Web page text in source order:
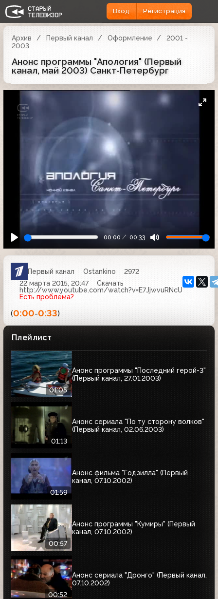
Вход Регистрация
Архив Первый канал Оформление
2001 -
2003
Анонс программы "Апология" (Первый
канал, май 2003) Cанкт-Петербург
00:00 00:33
Первый канал Ostankino
2972
22 марта 2015, 20:47
Скачать
http://www.youtube.com/watch?v=E7JjwvuRNcU
Есть проблема?
(0:00-0:33)
Плейлист
01:05
Анонс программы "Последний герой-3"
(Первый канал, 27.01.2003)
01:13
Анонс сериала "По ту сторону волков"
(Первый канал, 02.06.2003)
01:59
Анонс фильма "Годзилла" (Первый
канал, 07.10.2002)
00:57
Анонс программы "Кумиры" (Первый
канал, 07.10.2002)
00:52
Анонс сериала "Дронго" (Первый канал,
07.10.2002)